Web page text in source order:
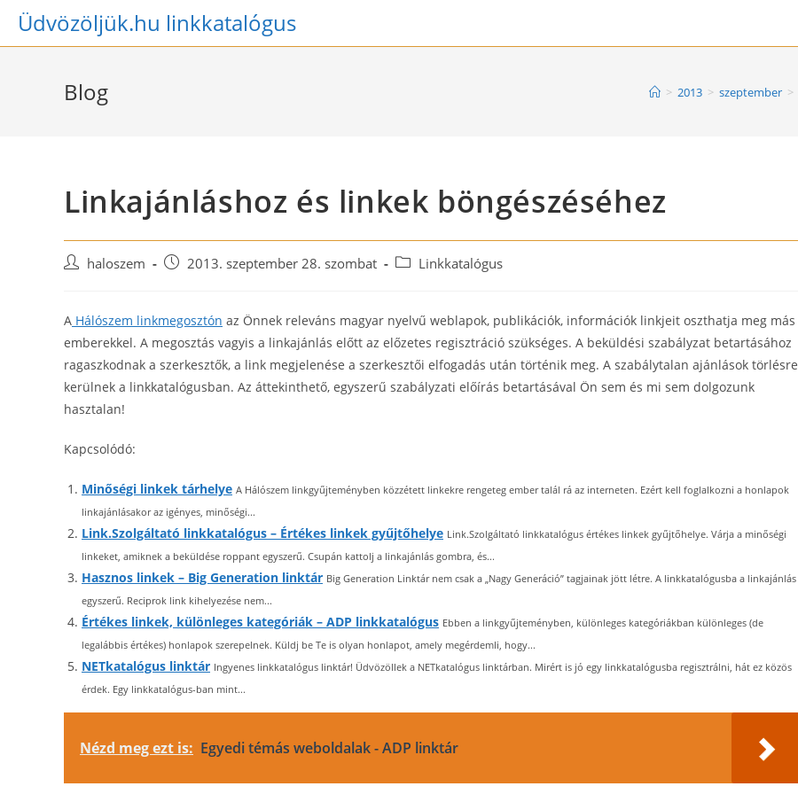
SkipÜdvözöljük.hu linkkatalógus
Blog > 2013 > szeptember >
Linkajánláshoz és linkek böngészéséhez
Post haloszem
Post 2013. szeptember 28. szombat
Post Linkkatalógus
A Hálószem linkmegosztón az Önnek releváns magyar nyelvű weblapok, publikációk, információk linkjeit oszthatja meg más
emberekkel. A megosztás vagyis a linkajánlás előtt az előzetes regisztráció szükséges. A beküldési szabályzat betartásához
ragaszkodnak a szerkesztők, a link megjelenése a szerkesztői elfogadás után történik meg. A szabálytalan ajánlások törlésre
kerülnek a linkkatalógusban. Az áttekinthető, egyszerű szabályzati előírás betartásával Ön sem és mi sem dolgozunk
hasztalan!
Kapcsolódó:
Minőségi linkek tárhelye A Hálószem linkgyűjteményben közzétett linkekre rengeteg ember talál rá az interneten. Ezért kell foglalkozni a honlapok
linkajánlásakor az igényes, minőségi...
Link.Szolgáltató linkkatalógus – Értékes linkek gyűjtőhelye Link.Szolgáltató linkkatalógus értékes linkek gyűjtőhelye. Várja a minőségi
linkeket, amiknek a beküldése roppant egyszerű. Csupán kattolj a linkajánlás gombra, és...
Hasznos linkek – Big Generation linktár Big Generation Linktár nem csak a „Nagy Generáció” tagjainak jött létre. A linkkatalógusba a linkajánlás
egyszerű. Reciprok link kihelyezése nem...
Értékes linkek, különleges kategóriák – ADP linkkatalógus Ebben a linkgyűjteményben, különleges kategóriákban különleges (de
legalábbis értékes) honlapok szerepelnek. Küldj be Te is olyan honlapot, amely megérdemli, hogy...
NETkatalógus linktár Ingyenes linkkatalógus linktár! Üdvözöllek a NETkatalógus linktárban. Mirért is jó egy linkkatalógusba regisztrálni, hát ez közös
érdek. Egy linkkatalógus-ban mint...
Nézd meg ezt is: Egyedi témás weboldalak - ADP linktár